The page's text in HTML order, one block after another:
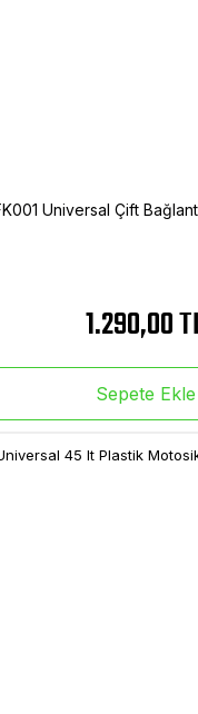
Universal Çift
1.290,00
Sepete Ekle